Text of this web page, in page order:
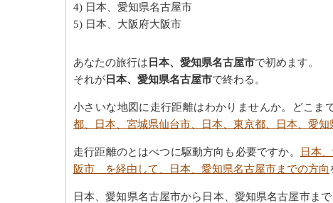
4) 日本、愛知県名古屋市
5) 日本、大阪府大阪市
あなたの旅行は 日本、愛知県名古屋市で初めます。
それが 日本、愛知県名古屋市で終わる。
小さいな地図に走行距離はわかりませんか。どこま
都、日本、宮城県仙台市、日本、東京都、日本、愛
走行距離のとはべつに駆動方向も必要ですか。
日本
阪市 を経由して、日本、愛知県名古屋市までの方向
日本、愛知県名古屋市から日本、愛知県名古屋市ま